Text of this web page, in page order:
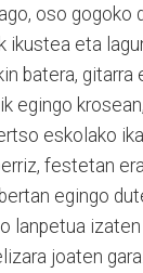
oso
ikustea eta
batera,
egingo
eskolako
festetan
egingo
lanpetua
joaten